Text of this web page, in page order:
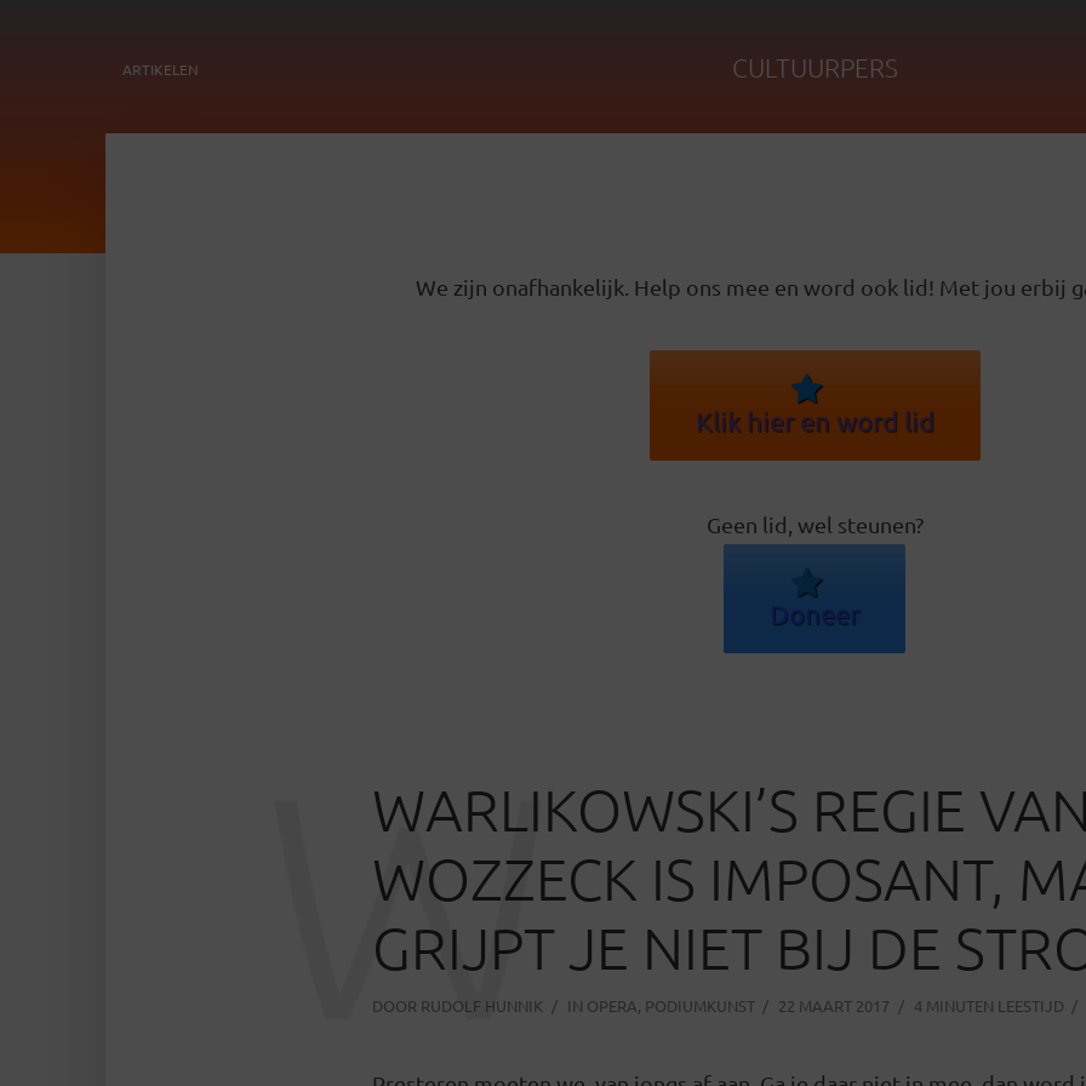
ARTIKELEN CULTUURPERS
We zijn onafhankelijk. Help ons mee en word ook lid! Met jou erbij
Klik hier en word lid
Geen lid, wel steunen?
Doneer
WARLIKOWSKI’S REGIE VAN
WOZZECK IS IMPOSANT,
GRIJPT JE NIET BIJ DE
DOOR RUDOLF HUNNIK IN OPERA, PODIUMKUNST 22 MAART 2017 4 MINUTEN LEESTIJD
W